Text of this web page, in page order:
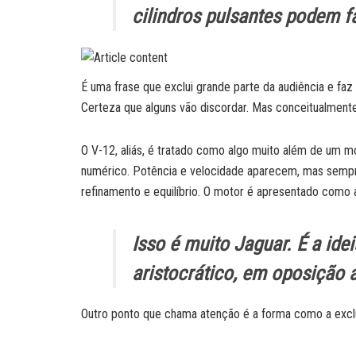
cilindros pulsantes podem
É uma frase que exclui grande parte da audiência e
Certeza que alguns vão discordar. Mas
O V-12, aliás, é tratado como algo muito além de um
numérico. Potência e velocidade aparecem, mas
refinamento e equilíbrio. O motor é apresentado
Isso é muito Jaguar. É a
aristocrático, em oposição
Outro ponto que chama atenção é a forma como a